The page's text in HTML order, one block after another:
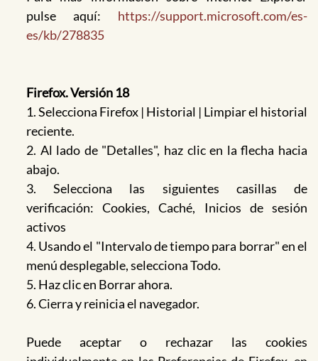
pulse aquí: https://support.microsoft.com/es-
es/kb/278835
Firefox. Versión 18
1. Selecciona Firefox | Historial | Limpiar el historial
reciente.
2. Al lado de "Detalles", haz clic en la flecha hacia
abajo.
3. Selecciona las siguientes casillas de
verificación: Cookies, Caché, Inicios de sesión
activos
4. Usando el "Intervalo de tiempo para borrar" en el
menú desplegable, selecciona Todo.
5. Haz clic en Borrar ahora.
6. Cierra y reinicia el navegador.
Puede aceptar o rechazar las cookies